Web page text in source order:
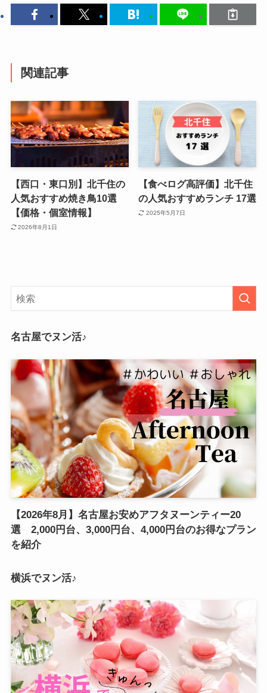
関連記事
【西口・東口別】北千住の
人気おすすめ焼き鳥10選
【価格・個室情報】
2026年8月1日
【食べログ高評価】北千住
の人気おすすめランチ 17選
2025年5月7日
名古屋でヌン活♪
【2026年8月】名古屋お安めアフタヌーンティー20
選 2,000円台、3,000円台、4,000円台のお得なプラン
を紹介
横浜でヌン活♪